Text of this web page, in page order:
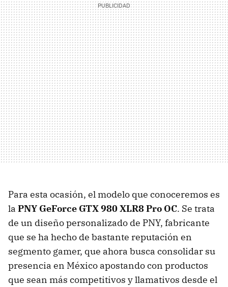
Para esta ocasión, el modelo que conoceremos es
la PNY GeForce GTX 980 XLR8 Pro OC. Se trata
de un diseño personalizado de PNY, fabricante
que se ha hecho de bastante reputación en
segmento gamer, que ahora busca consolidar su
presencia en México apostando con productos
que sean más competitivos y llamativos desde el